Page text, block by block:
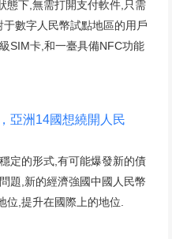
下,無需打開支付軟件,只需
于數字人民幣試點地區的用戶
SIM卡,和一臺具備NFC功能
亞洲14國想繞開人民
定的形式,有可能爆發新的債
題,新的經濟強國中國人民幣
位,提升在國際上的地位.